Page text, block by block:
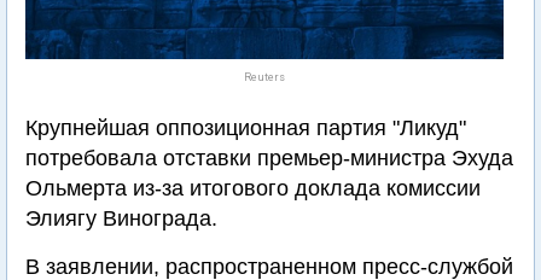
Reuters
Крупнейшая оппозиционная партия "Ликуд"
потребовала отставки премьер-министра Эхуда
Ольмерта из-за итогового доклада комиссии
Элиягу Винограда.
В заявлении, распространенном пресс-службой